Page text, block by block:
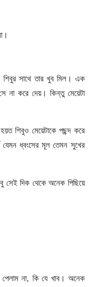
শিবুর সাথে তার খুব মিল। এক
না করে দেয়। কিন্তু মেয়েটা
শিবুও মেয়েটাকে পছন্দ করে
ধ্বংসের মূল তেমন সুখের
সেই দিক থেকে অনেক পিছিয়ে
না, কি যে খাব। অনেক